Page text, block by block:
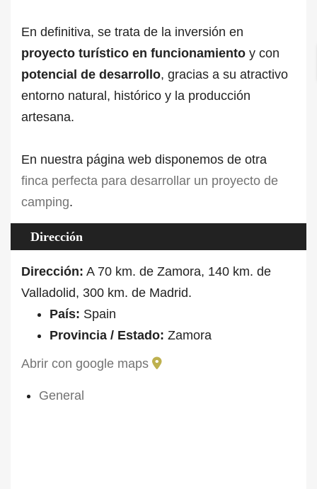
En definitiva, se trata de la inversión en
proyecto turístico en funcionamiento y con
potencial de desarrollo, gracias a su atractivo
entorno natural, histórico y la producción
artesana.
En nuestra página web disponemos de otra
finca perfecta para desarrollar un proyecto de
camping.
Dirección
Dirección: A 70 km. de Zamora, 140 km. de
Valladolid, 300 km. de Madrid.
País: Spain
Provincia / Estado: Zamora
Abrir con google maps
General